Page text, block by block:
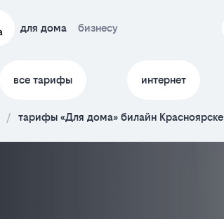
для дома бизнесу
все тарифы интернет
/ тарифы «Для дома» билайн Красноярске